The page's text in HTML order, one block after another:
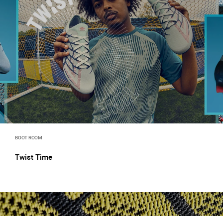
BOOT ROOM
Twist Time